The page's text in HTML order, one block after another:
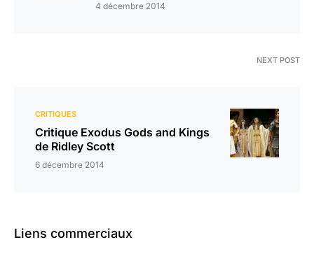
4 décembre 2014
NEXT POST
CRITIQUES
Critique Exodus Gods and Kings
de Ridley Scott
6 décembre 2014
Liens commerciaux